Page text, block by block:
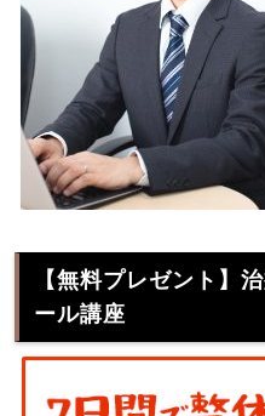
【無料プレゼント】
ール講座